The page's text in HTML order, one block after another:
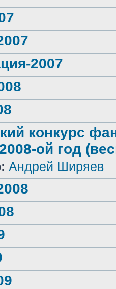
2007
конкурс
ой год
Андрей Ширяев